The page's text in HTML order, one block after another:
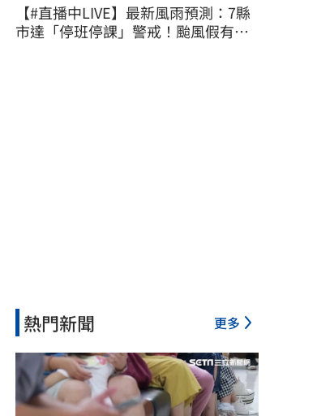
【#直播中LIVE】最新風雨預測：7縣
市達「停班停課」警戒！颱風假有
熱門新聞 更多